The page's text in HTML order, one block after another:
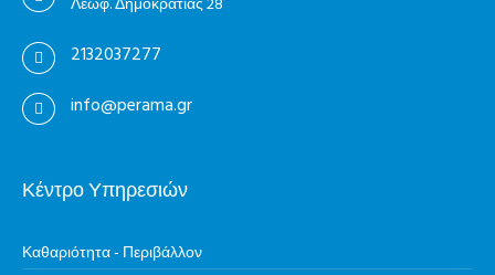
2132037277
info@perama.gr
Κέντρο Υπηρεσιών
Καθαριότητα - Περιβάλλον